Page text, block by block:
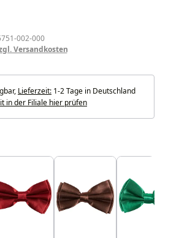
002-000
Versandkosten
Lieferzeit: 1-2 Tage in Deutschland
in der Filiale hier prüfen